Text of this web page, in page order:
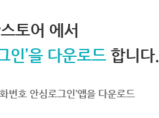
토어 에서
인’을 다운로드 합니다.
번호 안심로그인’앱을 다운로드